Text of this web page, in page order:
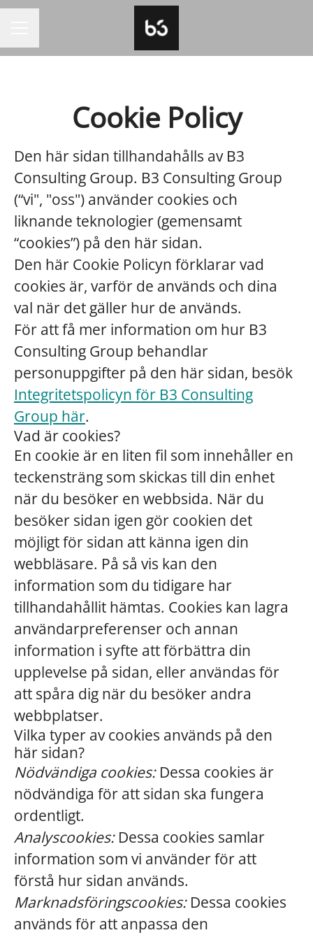
Cookie Policy
Den här sidan tillhandahålls av B3
Consulting Group. B3 Consulting Group
(“vi", "oss") använder cookies och
liknande teknologier (gemensamt
“cookies”) på den här sidan.
Den här Cookie Policyn förklarar vad
cookies är, varför de används och dina
val när det gäller hur de används.
För att få mer information om hur B3
Consulting Group behandlar
personuppgifter på den här sidan, besök
Integritetspolicyn för B3 Consulting
Group här.
Vad är cookies?
En cookie är en liten fil som innehåller en
teckensträng som skickas till din enhet
när du besöker en webbsida. När du
besöker sidan igen gör cookien det
möjligt för sidan att känna igen din
webbläsare. På så vis kan den
information som du tidigare har
tillhandahållit hämtas. Cookies kan lagra
användarpreferenser och annan
information i syfte att förbättra din
upplevelse på sidan, eller användas för
att spåra dig när du besöker andra
webbplatser.
Vilka typer av cookies används på den
här sidan?
Nödvändiga cookies:Dessa cookies är
nödvändiga för att sidan ska fungera
ordentligt.
Analyscookies:Dessa cookies samlar
information som vi använder för att
förstå hur sidan används.
Marknadsföringscookies:Dessa cookies
används för att anpassa den